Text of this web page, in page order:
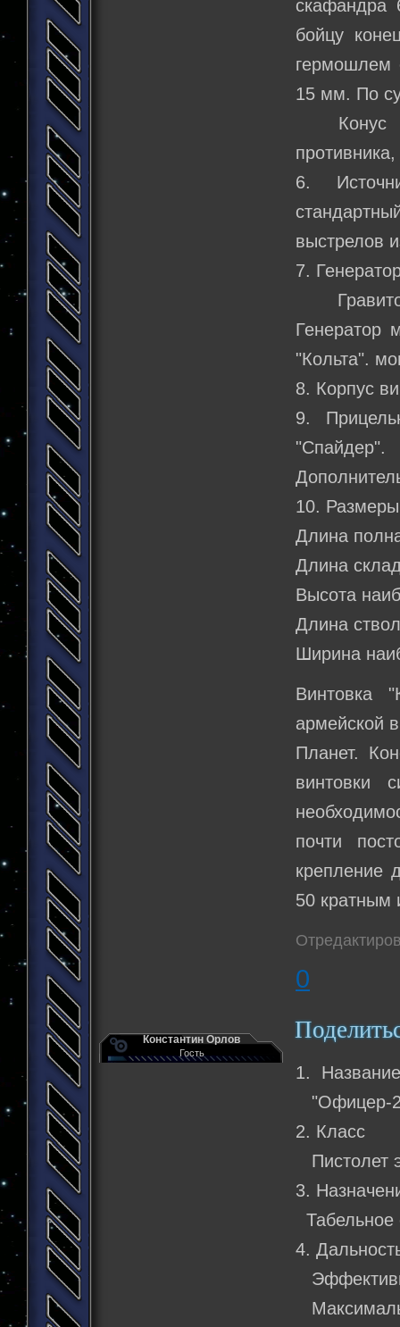
скафандра
бойцу
гермошлем
15 мм. По
Конус
6.
выстрелов
7.
Гравитон
Генератор
"Кольта".
8. Корпус
9.
"Спайдер".
10. Размеры
Длина
Длина
Высота
Длина
Ширина
Винтовка
армейской
Планет.
винтовки
почти
крепление
50 кратным
0
Константин Орлов
Гость
1.
"Офицер-
2. Класс
Пистолет
3.
4.